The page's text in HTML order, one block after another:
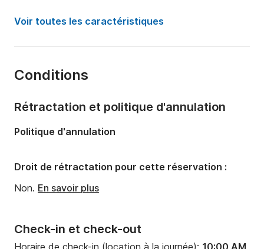
Puissance moteur:
150cv
Capacité à bord:
Voir toutes les caractéristiques
Conditions
Check-in et check-out
Rétractation et politique d'annulation
Politique d'annulation
Droit de rétractation pour cette réservation :
Non. En savoir plus